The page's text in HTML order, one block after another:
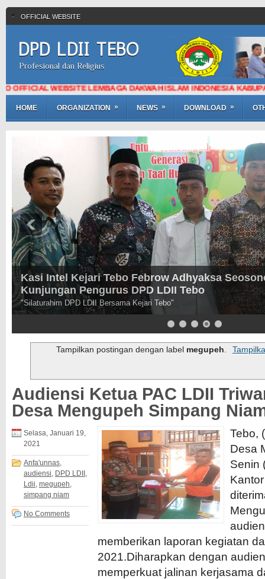
OFFICIAL WEBSITE
DPD LDII TEBO
Profesional dan Religius
WEBSITE LEMBAGA DAKWAH ISLAM INDONESIA KABUPATEN
HOME ORGANIZATION » NEWS » DOWNLOAD »
Kasi Intel Kejari Tebo Febrow Adhyaksa
Kunjungan Pengurus DPD LDII Tebo
"Silaturahim DPD LDII Bersama Kejari Tebo"
Tampilkan postingan dengan label megupeh.
Audiensi Ketua PAC LDII
Desa Mengupeh Simpang
Selasa, Januari 19,
2021
Anfa'unnas
audiensi DPD LDII
Ldii megupeh
simpang niam
No Comments
Tebo,
Desa
Senin
memberikan laporan kegiatan
2021.Diharapkan dengan
memperkuat jalinan kerjasama